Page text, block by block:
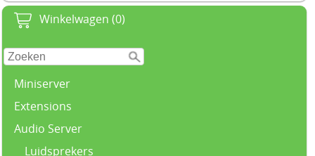
Winkelwagen (0)
Miniserver
Extensions
Audio Server
Luidsprekers